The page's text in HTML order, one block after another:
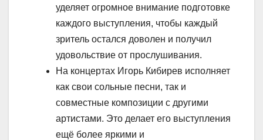
уделяет огромное внимание подготовке
каждого выступления, чтобы каждый
зритель остался доволен и получил
удовольствие от прослушивания.
На концертах Игорь Кибирев исполняет
как свои сольные песни, так и
совместные композиции с другими
артистами. Это делает его выступления
ещё более яркими и